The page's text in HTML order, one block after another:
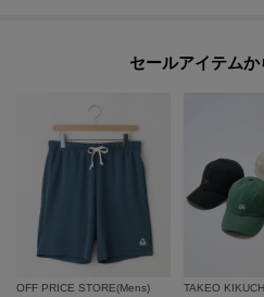
セールアイテム
OFF PRICE STORE(Mens)
TAKEO